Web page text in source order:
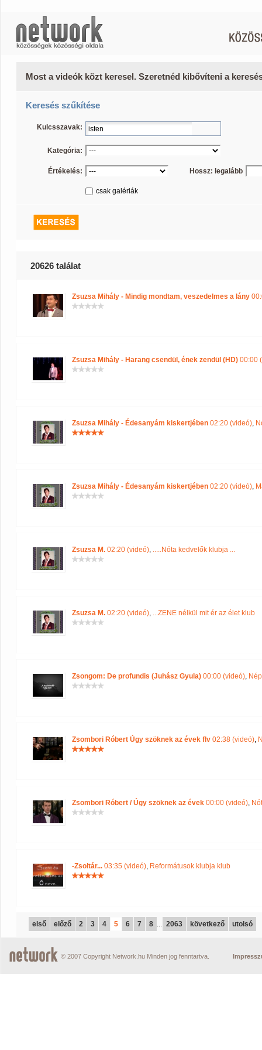
Most a videók közt keresel. Szeretnéd kibővíteni a
Keresés szűkítése
Kulcsszavak:
Kategória:
Értékelés: Hossz: legalább
csak galériák
20626 találat
Zsuzsa Mihály - Mindig mondtam, veszedelmes a lány
Zsuzsa Mihály - Harang csendül, ének zendül (HD) 00:00
Zsuzsa Mihály - Édesanyám kiskertjében 02:20 (videó),
Zsuzsa Mihály - Édesanyám kiskertjében 02:20 (videó),
Zsuzsa M. 02:20 (videó), .....Nóta kedvelők klubja ...
Zsuzsa M. 02:20 (videó), ...ZENE nélkül mit ér az élet klub
Zsongom: De profundis (Juhász Gyula) 00:00 (videó),
Zsombori Róbert Úgy szöknek az évek flv 02:38 (videó),
Zsombori Róbert / Úgy szöknek az évek 00:00 (videó),
-Zsoltár... 03:35 (videó), Reformátusok klubja klub
első előző 2 3 4 5 6 7 8 ... 2063 következő utolsó
© 2007 Copyright Network.hu Minden jog fenntartva.